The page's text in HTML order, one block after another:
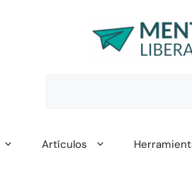
Artículos